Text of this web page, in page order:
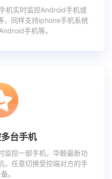
机实时监控Android手机或
，同样支持iphone手机系统
手机等。
台手机
监控一部手机，华鲸最新功
，任意切换受控端对方的手
。